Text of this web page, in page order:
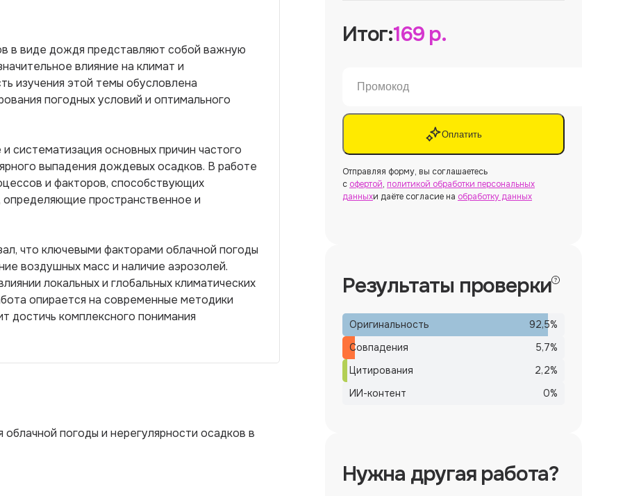
в виде дождя представляют собой важную
влияние на климат и
изучения этой темы обусловлена
погодных условий и оптимального
систематизация основных причин частого
выпадения дождевых осадков. В работе
и факторов, способствующих
пространственное и
что ключевыми факторами облачной погоды
воздушных масс и наличие аэрозолей.
локальных и глобальных климатических
опирается на современные методики
достичь комплексного понимания
облачной погоды и нерегулярности осадков в
Итог:169р.
Оплатить
Отправляя форму, вы соглашаетесь
с офертой, политикой обработки персональных
данныхи даёте согласие на обработку данных
Результаты проверки
Оригинальность 92,5%
Совпадения
5,7%
Цитирования
2,2%
ИИ-контент
0%
Нужна другая работа?